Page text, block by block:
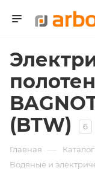
(BTW)
6
Главная — Каталог
Водяные и